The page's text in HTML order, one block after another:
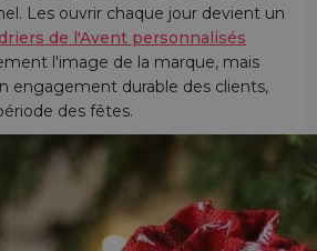
Les ouvrir chaque jour devient un
de l'Avent personnalisés
l'image de la marque, mais
engagement durable des clients,
des fêtes.